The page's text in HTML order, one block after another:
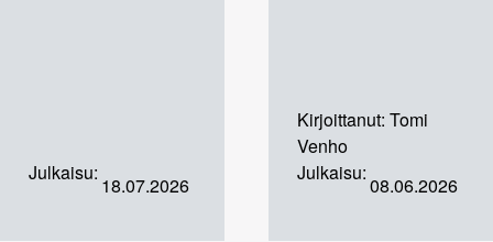
Julkaisu:
18.07.2026
Kirjoittanut: Tomi
Venho
Julkaisu:
08.06.2026